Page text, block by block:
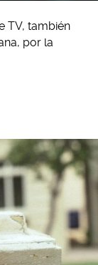
TV, también
por la